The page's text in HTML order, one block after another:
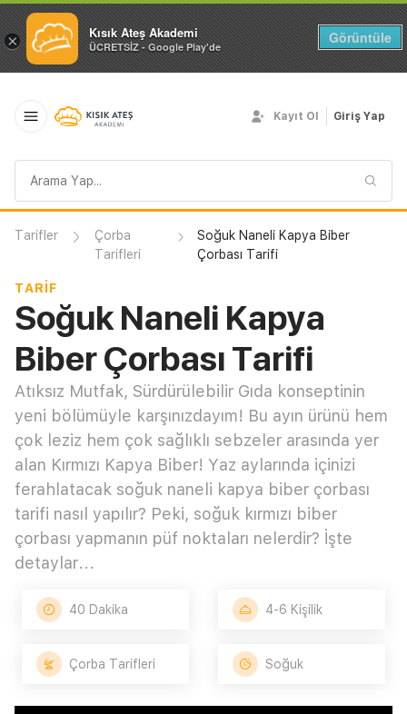
× Kısık Ateş Akademi
ÜCRETSİZ - Google Play'de
Görüntüle
sorgusu
Kayıt Ol Giriş Yap
Tarifler
Çorba
Tarifleri
Soğuk Naneli Kapya Biber
Çorbası Tarifi
TARIF
Soğuk Naneli Kapya
Biber Çorbası Tarifi
Atıksız Mutfak, Sürdürülebilir Gıda konseptinin
yeni bölümüyle karşınızdayım! Bu ayın ürünü hem
çok leziz hem çok sağlıklı sebzeler arasında yer
alan Kırmızı Kapya Biber! Yaz aylarında içinizi
ferahlatacak soğuk naneli kapya biber çorbası
tarifi nasıl yapılır? Peki, soğuk kırmızı biber
çorbası yapmanın püf noktaları nelerdir? İşte
detaylar...
40 Dakika 4-6 Kişilik
Çorba Tarifleri Soğuk